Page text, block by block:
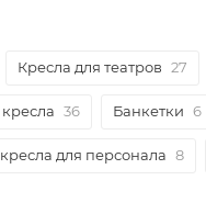
Кресла для театров 27
36 Банкетки 6
для персонала 8